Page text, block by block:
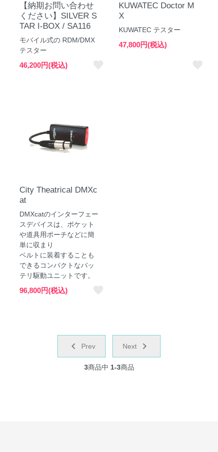
【納期お問い合わせ
ください】SILVER S
TAR I-BOX / SA116
モバイル式の RDM/DMX
テスター
46,200円(税込)
KUWATEC Doctor M
X
KUWATEC テスター
47,800円(税込)
City Theatrical DMXc
at
DMXcatのインターフェー
スデバイスは、ポケット
や道具用ポーチなどに簡
単に収まり
ベルトに装着することも
できるコンパクトなバッ
テリ駆動ユニットです。
96,800円(税込)
chevron_left Prev Next navigate_next
3商品中 1-3商品